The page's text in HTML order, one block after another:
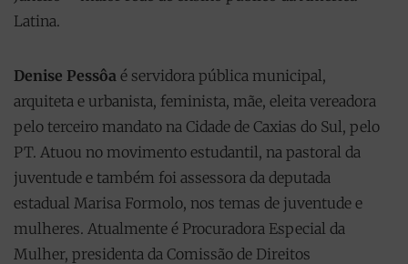
Latina.
Denise Pessôa é servidora pública municipal,
arquiteta e urbanista, feminista, mãe, eleita vereadora
pelo terceiro mandato na Cidade de Caxias do Sul, pelo
PT. Atuou no movimento estudantil, na pastoral da
juventude e também foi assessora da deputada
estadual Marisa Formolo, nos temas de juventude e
mulheres. Atualmente é Procuradora Especial da
Mulher, presidenta da Comissão de Direitos